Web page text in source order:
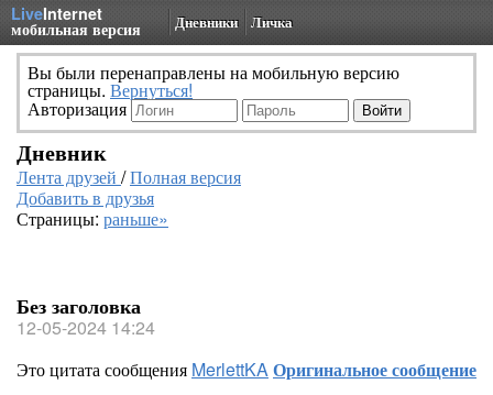
LiveInternet
мобильная версия Дневники Личка
Вы были перенаправлены на мобильную версию
страницы. Вернуться!
Авторизация
Дневник
Лента друзей /Полная версия
Добавить в друзья
Страницы: раньше»
Без заголовка
12-05-2024 14:24
Это цитата сообщения MerlettKAОригинальное сообщение